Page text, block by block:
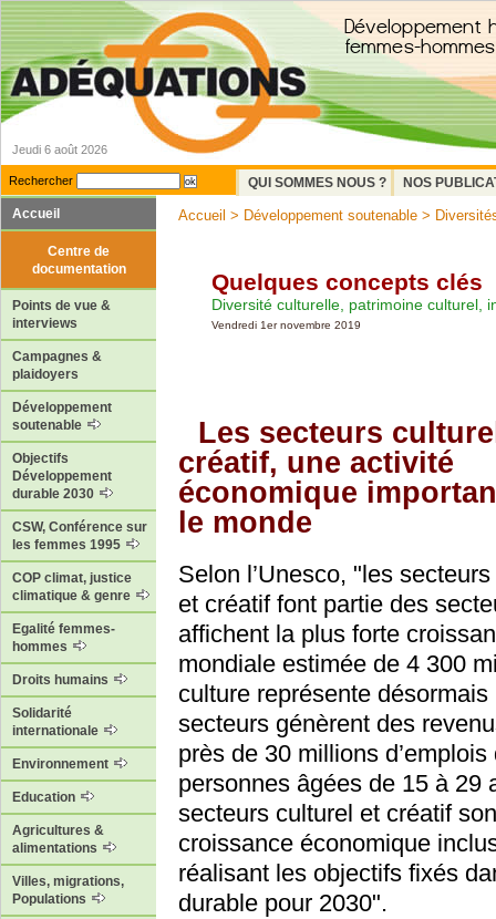
Jeudi 6 août 2026
Rechercher QUI SOMMES NOUS ?
NOS
Accueil
Centre de
documentation
Points de vue &
interviews
Campagnes &
plaidoyers
Développement
soutenable
Objectifs
Développement
durable 2030
CSW, Conférence sur
les femmes 1995
COP climat, justice
climatique & genre
Egalité femmes-
hommes
Droits humains
Solidarité
internationale
Environnement
Education
Agricultures &
alimentations
Villes, migrations,
Populations
Accueil > Développement soutenable >
Quelques concepts clés
Diversité culturelle, patrimoine culturel,
Vendredi 1er novembre 2019
Les secteurs
créatif, une activité
économique
le monde
Selon l’Unesco, "les
et créatif font partie des
affichent la plus forte
mondiale estimée de 4 300
culture représente
secteurs génèrent des
près de 30 millions
personnes âgées de 15 à 29
secteurs culturel et créatif
croissance économique
réalisant les objectifs fixés
durable pour 2030".